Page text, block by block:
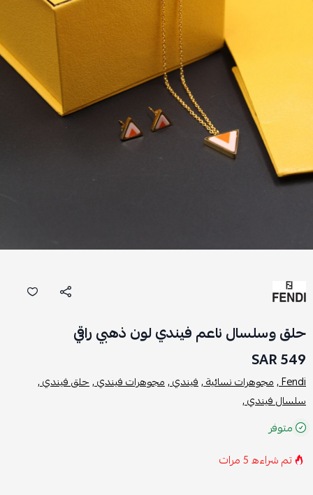
حلق وسلسال ناعم فيندي لون ذهبي راقي
549 SAR
Fendi , مجوهرات نسائية ,فيندي ,مجوهرات فيندي ,حلق فيندي ,
سلسال فيندي ,
متوفر
تم شراءه5مرات